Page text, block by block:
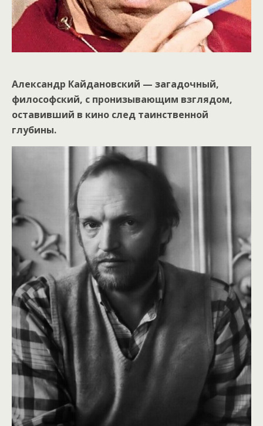
Александр Кайдановский — загадочный,
философский, с пронизывающим взглядом,
оставивший в кино след таинственной
глубины.